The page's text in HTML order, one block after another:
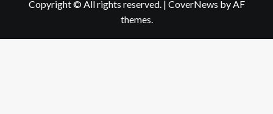
Copyright © All rights reserved. | CoverNews by AF
themes.